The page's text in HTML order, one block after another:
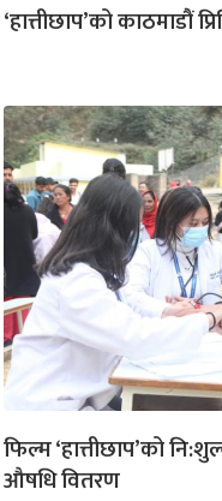
‘हात्तीछाप’को काठमाडौं
फिल्म ‘हात्तीछाप’को
औषधि वितरण